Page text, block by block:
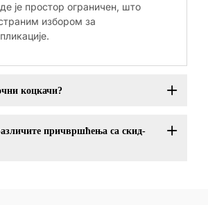
је простор ограничен, што
избором за
коцкачи?
причвршћења са скид-